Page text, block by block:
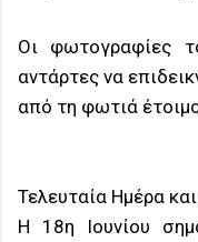
Οι φωτογραφίες
αντάρτες να
από τη φωτιά
Τελευταία Ημέρα
Η 18η Ιουνίου